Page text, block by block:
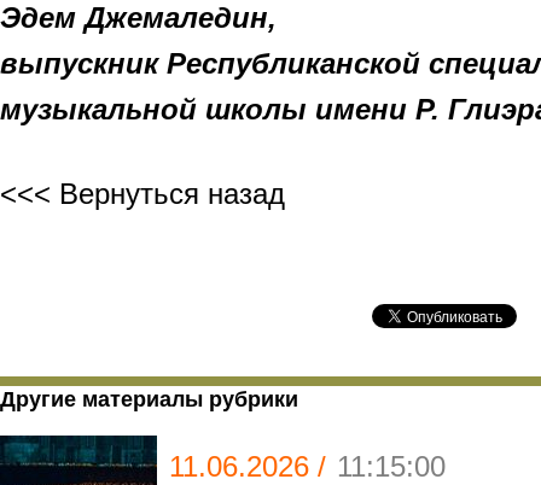
Эдем Джемаледин,
выпускник Республиканской
музыкальной школы имени Р.
<<< Вернуться назад
Другие материалы рубрики
11.06.2026 / 11:15:00